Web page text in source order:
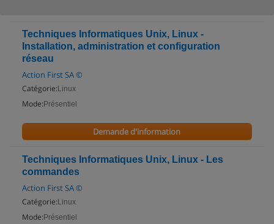
Techniques Informatiques Unix, Linux -
Installation, administration et configuration
réseau
Action First SA ©
Catégorie: Linux
Mode: Présentiel
Demande d'information
Techniques Informatiques Unix, Linux - Les
commandes
Action First SA ©
Catégorie: Linux
Mode: Présentiel